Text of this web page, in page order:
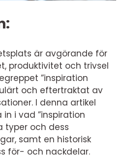
är avgörande för
produktivitet och trivsel
”inspiration
och eftertraktat av
I denna artikel
i vad ”inspiration
typer och dess
samt en historisk
för- och nackdelar.